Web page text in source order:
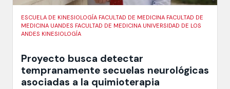
ESCUELA DE KINESIOLOGÍA FACULTAD DE MEDICINA FACULTAD DE
MEDICINA UANDES FACULTAD DE MEDICINA UNIVERSIDAD DE LOS
ANDES KINESIOLOGÍA
Proyecto busca detectar
tempranamente secuelas neurológicas
asociadas a la quimioterapia